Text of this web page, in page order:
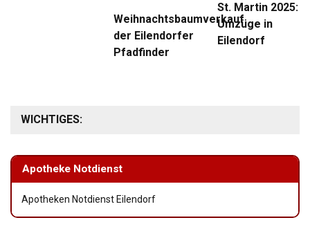
Weihnachtsbaumverkauf
der Eilendorfer
Pfadfinder
St. Martin 2025:
Umzüge in
Eilendorf
WICHTIGES:
Apotheke Notdienst
Apotheken Notdienst Eilendorf